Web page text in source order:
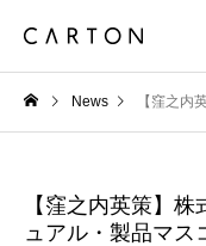
News 【窪之内英策】株
【窪之内英策】
ュアル・製品マス